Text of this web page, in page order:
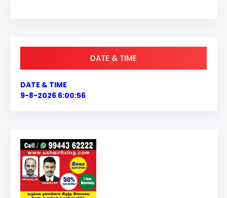
DATE & TIME
DATE & TIME
9-8-2026 6:00:57